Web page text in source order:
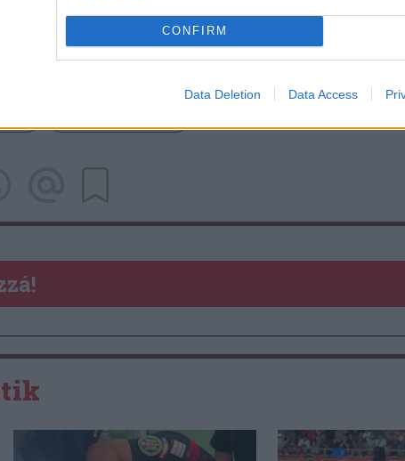
CONFIRM
Data Deletion Data Access
a baleset pontos okait és körülményeit –
Rendőr-főkapitányságtól érdeklődve.